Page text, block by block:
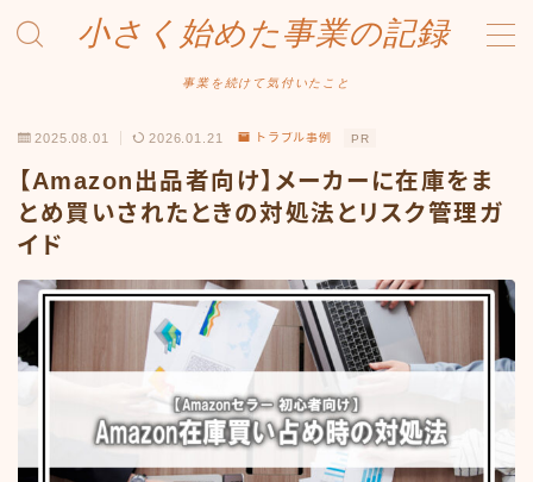
小さく始めた事業の記録
事業を続けて気付いたこと
Amazonせどり
出品ノウハウ
フリマ物販
Yahoo出品
メルカリ販売
投資・株
2025.08.01 2026.01.21 トラブル事例 PR
【Amazon出品者向け】メーカーに在庫をま
とめ買いされたときの対処法とリスク管理ガ
イド